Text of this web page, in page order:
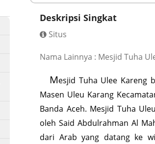
Deskripsi Singkat
Situs
Nama Lainnya : Mesjid Tuha
Mesjid Tuha Ulee Kareng
Masen Uleu Karang
Banda Aceh. Mesjid Tuha
oleh Said Abdulrahman Al
dari Arab yang datang ke